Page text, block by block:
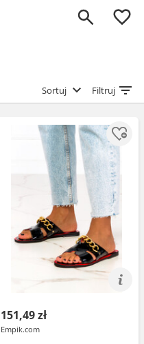
0
Sortuj Filtruj
151,49 zł
Empik.com